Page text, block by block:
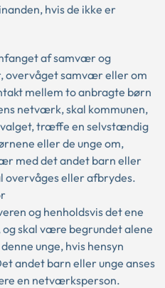
hvis de ikke er
af samvær og
overvåget samvær eller om
mellem to anbragte børn
netværk, skal kommunen,
træffe en selvstændig
eller de unge om,
med det andet barn eller
overvåges eller afbrydes.
og henholdsvis det ene
skal være begrundet alene
unge, hvis hensyn
andet barn eller unge anses
en netværksperson.